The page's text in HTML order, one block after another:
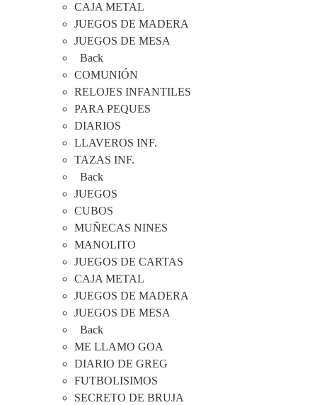
CAJA METAL
JUEGOS DE MADERA
JUEGOS DE MESA
Back
COMUNIÓN
RELOJES INFANTILES
PARA PEQUES
DIARIOS
LLAVEROS INF.
TAZAS INF.
Back
JUEGOS
CUBOS
MUÑECAS NINES
MANOLITO
JUEGOS DE CARTAS
CAJA METAL
JUEGOS DE MADERA
JUEGOS DE MESA
Back
ME LLAMO GOA
DIARIO DE GREG
FUTBOLISIMOS
SECRETO DE BRUJA